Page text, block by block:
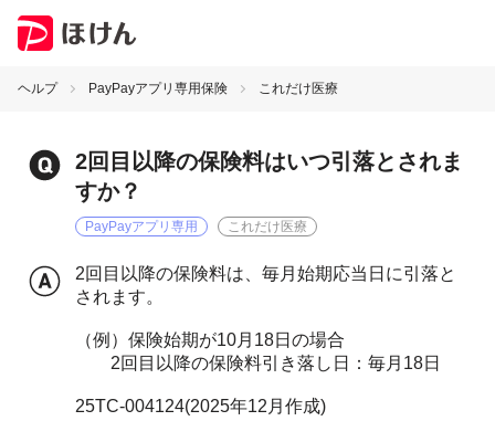
ヘルプ PayPayアプリ専用保険 これだけ医療
2回目以降の保険料はいつ引落とされま
すか？
PayPayアプリ専用 これだけ医療
2回目以降の保険料は、毎月始期応当日に引落と
されます。
（例）保険始期が10月18日の場合
2回目以降の保険料引き落し日：毎月18日
25TC-004124(2025年12月作成)